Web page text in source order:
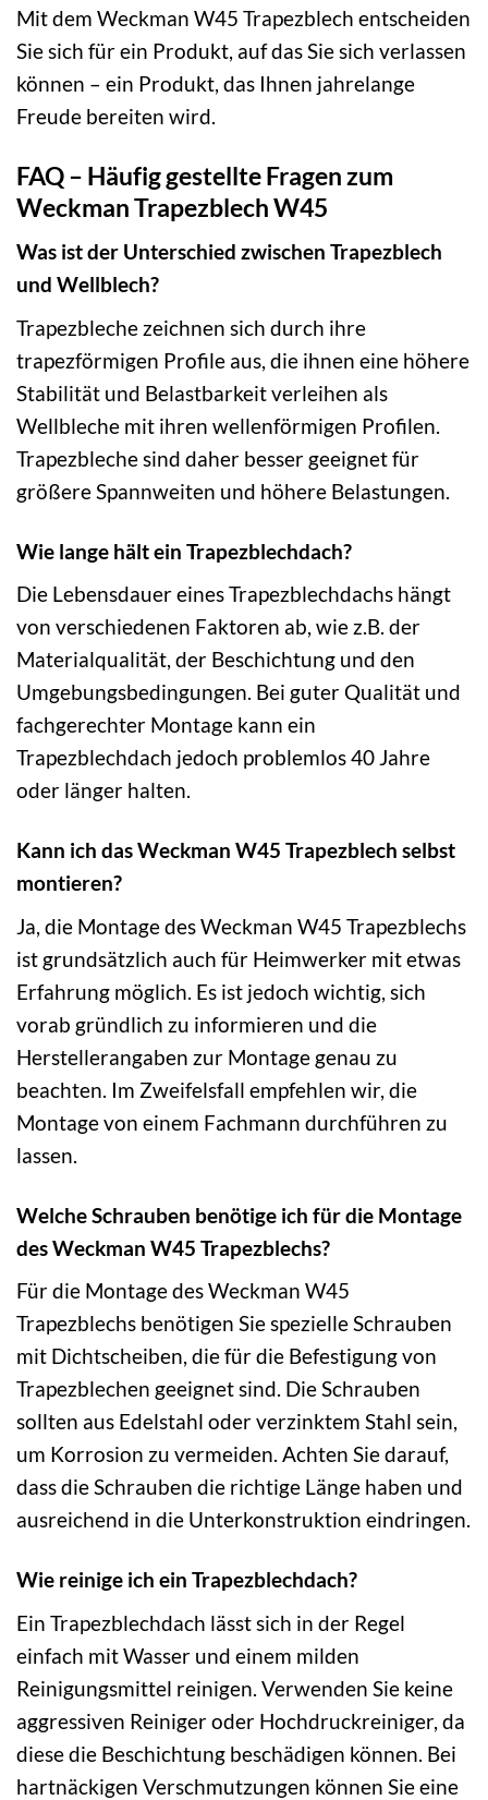
Mit dem Weckman W45 Trapezblech entscheiden
Sie sich für ein Produkt, auf das Sie sich verlassen
können – ein Produkt, das Ihnen jahrelange
Freude bereiten wird.
FAQ – Häufig gestellte Fragen zum
Weckman Trapezblech W45
Was ist der Unterschied zwischen Trapezblech
und Wellblech?
Trapezbleche zeichnen sich durch ihre
trapezförmigen Profile aus, die ihnen eine höhere
Stabilität und Belastbarkeit verleihen als
Wellbleche mit ihren wellenförmigen Profilen.
Trapezbleche sind daher besser geeignet für
größere Spannweiten und höhere Belastungen.
Wie lange hält ein Trapezblechdach?
Die Lebensdauer eines Trapezblechdachs hängt
von verschiedenen Faktoren ab, wie z.B. der
Materialqualität, der Beschichtung und den
Umgebungsbedingungen. Bei guter Qualität und
fachgerechter Montage kann ein
Trapezblechdach jedoch problemlos 40 Jahre
oder länger halten.
Kann ich das Weckman W45 Trapezblech selbst
montieren?
Ja, die Montage des Weckman W45 Trapezblechs
ist grundsätzlich auch für Heimwerker mit etwas
Erfahrung möglich. Es ist jedoch wichtig, sich
vorab gründlich zu informieren und die
Herstellerangaben zur Montage genau zu
beachten. Im Zweifelsfall empfehlen wir, die
Montage von einem Fachmann durchführen zu
lassen.
Welche Schrauben benötige ich für die Montage
des Weckman W45 Trapezblechs?
Für die Montage des Weckman W45
Trapezblechs benötigen Sie spezielle Schrauben
mit Dichtscheiben, die für die Befestigung von
Trapezblechen geeignet sind. Die Schrauben
sollten aus Edelstahl oder verzinktem Stahl sein,
um Korrosion zu vermeiden. Achten Sie darauf,
dass die Schrauben die richtige Länge haben und
ausreichend in die Unterkonstruktion eindringen.
Wie reinige ich ein Trapezblechdach?
Ein Trapezblechdach lässt sich in der Regel
einfach mit Wasser und einem milden
Reinigungsmittel reinigen. Verwenden Sie keine
aggressiven Reiniger oder Hochdruckreiniger, da
diese die Beschichtung beschädigen können. Bei
hartnäckigen Verschmutzungen können Sie eine